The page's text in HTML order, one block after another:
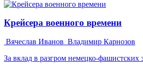
Крейсера военного времени
Вячеслав Иванов Владимир Карнозов
За вклад в разгром немецко-